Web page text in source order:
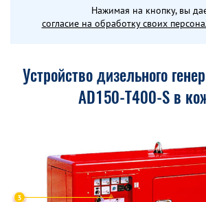
Нажимая на кнопку, вы
согласие на обработку своих
Устройство дизельного
AD150-T400-S в